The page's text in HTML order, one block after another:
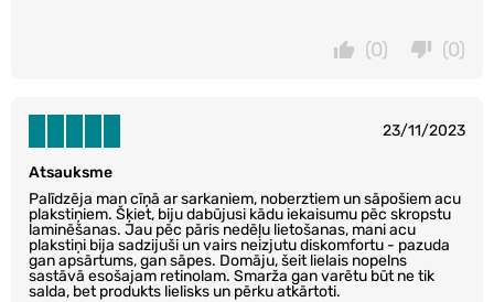
(0)
(0)
23/11/2023
Atsauksme
Palīdzēja man cīņā ar sarkaniem, noberztiem un sāpošiem acu
plakstiņiem. Šķiet, biju dabūjusi kādu iekaisumu pēc skropstu
laminēšanas. Jau pēc pāris nedēļu lietošanas, mani acu
plakstiņi bija sadzijuši un vairs neizjutu diskomfortu - pazuda
gan apsārtums, gan sāpes. Domāju, šeit lielais nopelns
sastāvā esošajam retinolam. Smarža gan varētu būt ne tik
salda, bet produkts lielisks un pērku atkārtoti.